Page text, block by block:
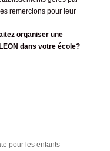
remercions pour leur
organiser une
dans votre école?
pour les enfants